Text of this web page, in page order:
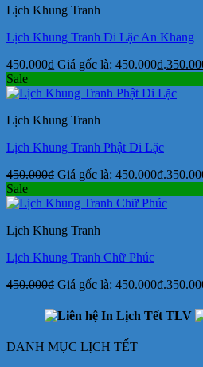
Lịch Khung Tranh
Lịch Khung Tranh Di Lặc An Khang
450.000₫ Giá gốc là: 450.000₫.
Sale
Lịch Khung Tranh
Lịch Khung Tranh Phật Di Lặc
450.000₫ Giá gốc là: 450.000₫.
Sale
Lịch Khung Tranh
Lịch Khung Tranh Chữ Phúc
450.000₫ Giá gốc là: 450.000₫.
DANH MỤC LỊCH TẾT